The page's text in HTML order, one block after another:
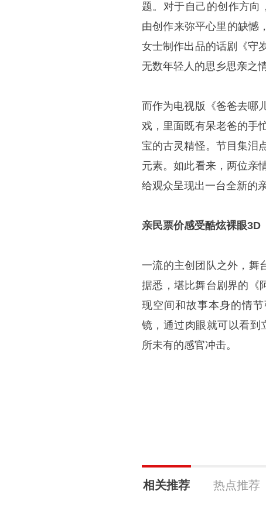
题。对于自己的创作方向
由创作来弥平心里的缺憾
女士制作出品的话剧《守
无数年轻人的思乡思亲之
而作为电视版《爸爸去哪
戏，里面既有呆老爸的手
宝的古灵精怪。节目集泪
元素。如此看来，两位亲
给观众呈现出一台全新的
亲民票价感受酷炫裸眼3D
一流的主创团队之外，舞
据悉，堪比舞台剧界的《
现空间和故事本身的情
镜，通过肉眼就可以看到
所未有的感官冲击。
相关推荐 热点推荐